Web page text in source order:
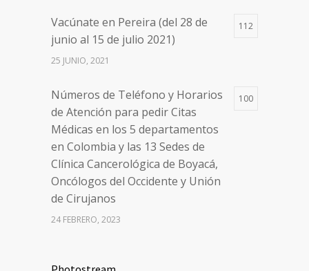
Clínica Cancerológica de Boyacá,
Oncólogos del Occidente y Unión
de Cirujanos
Vacúnate en Pereira (del 28 de
junio al 15 de julio 2021)
112
25 JUNIO, 2021
Números de Teléfono y Horarios
de Atención para pedir Citas
Médicas en los 5 departamentos
en Colombia y las 13 Sedes de
Clínica Cancerológica de Boyacá,
Oncólogos del Occidente y Unión
de Cirujanos
100
24 FEBRERO, 2023